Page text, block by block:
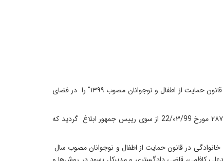
انجمن علمی دانشجویی حقوق خانواده دانشگاه علامه طباطبایی با همکاری انجمن علمی فقه و حقوق خانواده ایران وبینار تخصصی با عنوان "تحلیل قانون حمایت از اطفال و نوجوانان مصوب ۱۳۹۹" را در فضای
شایان ذکر است قانون حمایت مذکور که شامل حال تمام افراد زیر هجده سال می‌شود، در جلسه علنی 23/۰۲/99 تصویب شد و طی نامه شماره ۲۸۷۵۳ مورخ 22/۰۳/99 از سوی رییس جمهور ابلاغ گردید که
خانوادگی در قانون حمایت از اطفال و نوجوانان مصوب سال